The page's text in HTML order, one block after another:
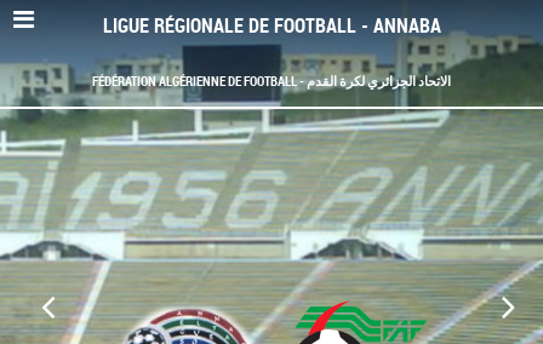
LIGUE RÉGIONALE DE FOOTBALL - ANNABA
FÉDÉRATION ALGÉRIENNE DE FOOTBALL - الاتحاد الجزائري لكرة القدم